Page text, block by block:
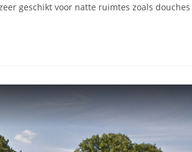
geschikt voor natte ruimtes zoals